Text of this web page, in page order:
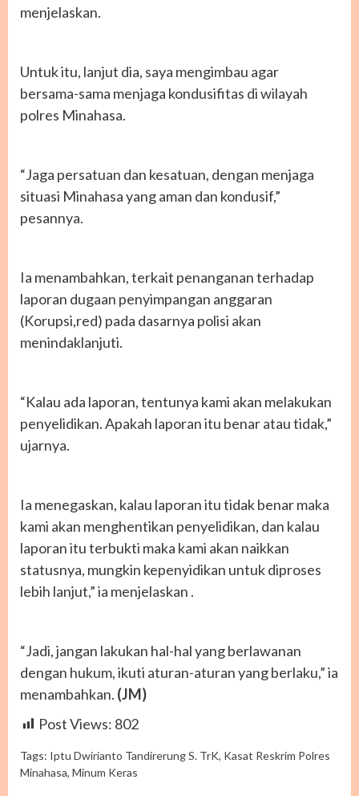
menjelaskan.
Untuk itu, lanjut dia, saya mengimbau agar
bersama-sama menjaga kondusifitas di wilayah
polres Minahasa.
“Jaga persatuan dan kesatuan, dengan menjaga
situasi Minahasa yang aman dan kondusif,”
pesannya.
Ia menambahkan, terkait penanganan terhadap
laporan dugaan penyimpangan anggaran
(Korupsi,red) pada dasarnya polisi akan
menindaklanjuti.
“Kalau ada laporan, tentunya kami akan melakukan
penyelidikan. Apakah laporan itu benar atau tidak,”
ujarnya.
Ia menegaskan, kalau laporan itu tidak benar maka
kami akan menghentikan penyelidikan, dan kalau
laporan itu terbukti maka kami akan naikkan
statusnya, mungkin kepenyidikan untuk diproses
lebih lanjut,” ia menjelaskan .
“Jadi, jangan lakukan hal-hal yang berlawanan
dengan hukum, ikuti aturan-aturan yang berlaku,” ia
menambahkan. (JM)
Post Views: 802
Tags: Iptu Dwirianto Tandirerung S. TrK, Kasat Reskrim Polres
Minahasa, Minum Keras